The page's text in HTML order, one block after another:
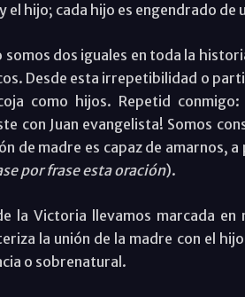
el hijo; cada hijo es engendrado de
somos dos iguales en toda la
Desde esta irrepetibilidad o
como hijos. Repetid
con Juan evangelista! Somos
de madre es capaz de amarnos,
por frase esta oración).
la Victoria llevamos marcada
la unión de la madre con el
o sobrenatural.